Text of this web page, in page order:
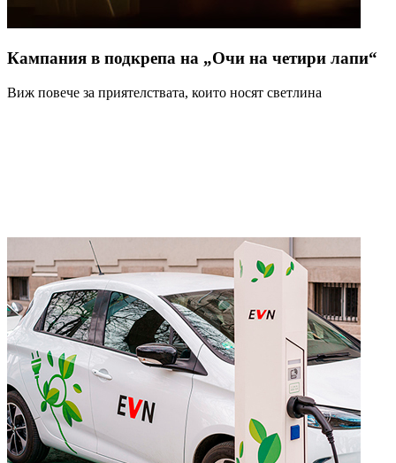
Кампания в подкрепа на „Очи на четири лапи“
Виж повече за приятелствата, които носят светлина